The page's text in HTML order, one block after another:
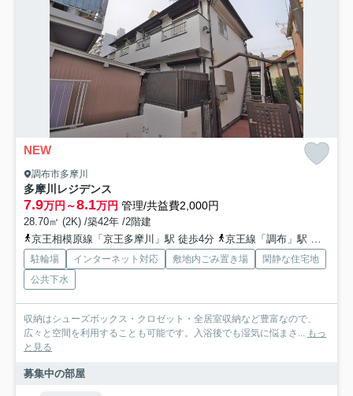
NEW
調布市多摩川
多摩川レジデンス
7.9万円～8.1万円 管理/共益費2,000円
28.70㎡ (2K) /築42年 /2階建
京王相模原線「京王多摩川」駅 徒歩4分
京王線「調布」駅 徒歩17分
駐輪場 インターネット対応 敷地内ごみ置き場
閑静な住宅地
公共下水
収納はシューズボックス・クロゼット・全居室収納など豊富なので、
広々と空間を利用することも可能です。入浴後でも湿気に悩まさ... もっ
と見る
募集中の部屋